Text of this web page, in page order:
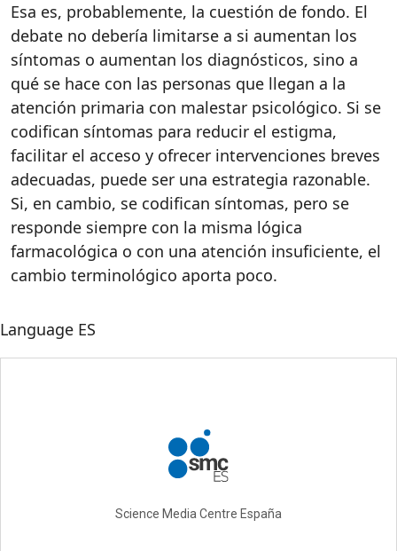
Esa es, probablemente, la cuestión de fondo. El
debate no debería limitarse a si aumentan los
síntomas o aumentan los diagnósticos, sino a
qué se hace con las personas que llegan a la
atención primaria con malestar psicológico. Si se
codifican síntomas para reducir el estigma,
facilitar el acceso y ofrecer intervenciones breves
adecuadas, puede ser una estrategia razonable.
Si, en cambio, se codifican síntomas, pero se
responde siempre con la misma lógica
farmacológica o con una atención insuficiente, el
cambio terminológico aporta poco.
Language ES
Science Media Centre España